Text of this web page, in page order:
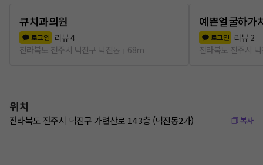
큐치과의원
로그인 리뷰4
전라북도 전주시 덕진구 덕진동
68m
예쁜얼굴하가
로그인 리뷰 2
전라북도 전주시
위치
전라북도 전주시 덕진구 가련산로 14 3층 (덕진동2가) 복사